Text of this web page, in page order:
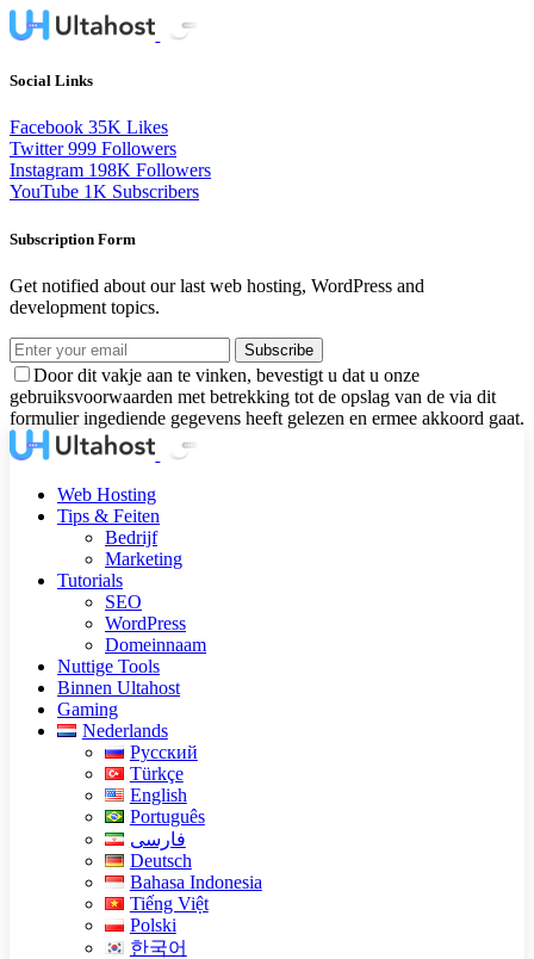
Social Links
Facebook 35K Likes
Twitter 999 Followers
Instagram 198K Followers
YouTube 1K Subscribers
Subscription Form
Get notified about our last web hosting, WordPress and
development topics.
Subscribe
Door dit vakje aan te vinken, bevestigt u dat u onze
gebruiksvoorwaarden met betrekking tot de opslag van de via dit
formulier ingediende gegevens heeft gelezen en ermee akkoord gaat.
Web Hosting
Tips & Feiten
Bedrijf
Marketing
Tutorials
SEO
WordPress
Domeinnaam
Nuttige Tools
Binnen Ultahost
Gaming
Nederlands
Русский
Türkçe
English
Português
فارسی
Deutsch
Bahasa Indonesia
Tiếng Việt
Polski
한국어